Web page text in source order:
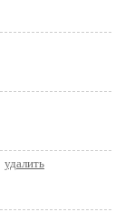
удалить